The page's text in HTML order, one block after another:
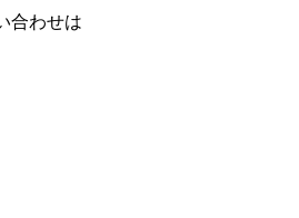
合わせは